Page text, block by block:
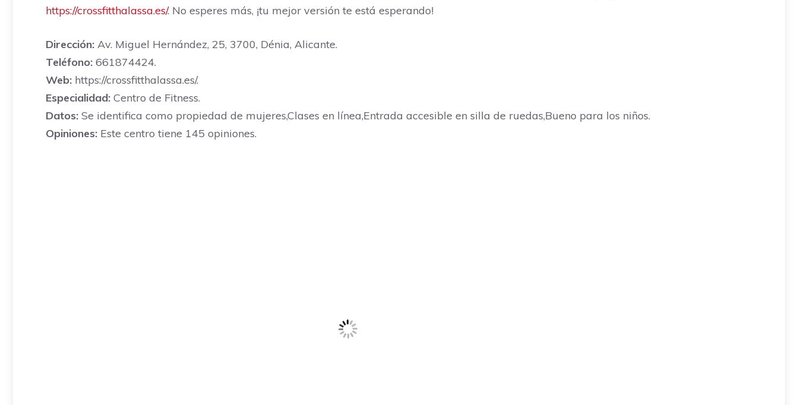
https://crossfitthalassa.es/. No esperes más, ¡tu mejor versión te está esperando!
Dirección: Av. Miguel Hernández, 25, 3700, Dénia, Alicante.
Teléfono: 661874424.
Web: https://crossfitthalassa.es/.
Especialidad: Centro de Fitness.
Datos: Se identifica como propiedad de mujeres,Clases en línea,Entrada accesible en silla de ruedas,Bueno para los niños.
Opiniones: Este centro tiene 145 opiniones.